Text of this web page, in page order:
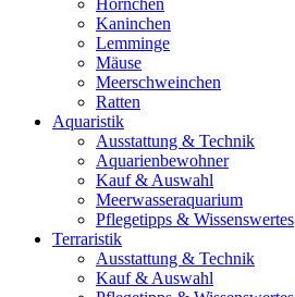
Hörnchen
Kaninchen
Lemminge
Mäuse
Meerschweinchen
Ratten
Aquaristik
Ausstattung & Technik
Aquarienbewohner
Kauf & Auswahl
Meerwasseraquarium
Pflegetipps & Wissenswertes
Terraristik
Ausstattung & Technik
Kauf & Auswahl